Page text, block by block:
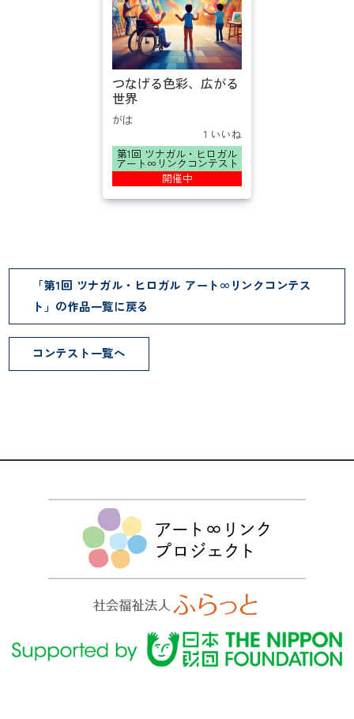
つなげる色彩、広がる
世界
がは
1 いいね
第1回 ツナガル・ヒロガル
アート∞リンクコンテスト
開催中
「第1回 ツナガル・ヒロガル アート∞リンクコンテス
ト」の作品一覧に戻る
コンテスト一覧へ